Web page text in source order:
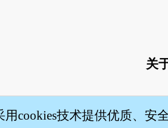
关
用cookies技术提供优质、安